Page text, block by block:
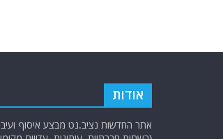
אודות
אתר החדשות נציב.נט מבצע איסוף